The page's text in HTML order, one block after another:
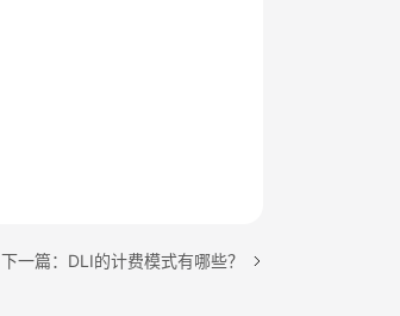
下一篇：DLI的计费模式有哪些？